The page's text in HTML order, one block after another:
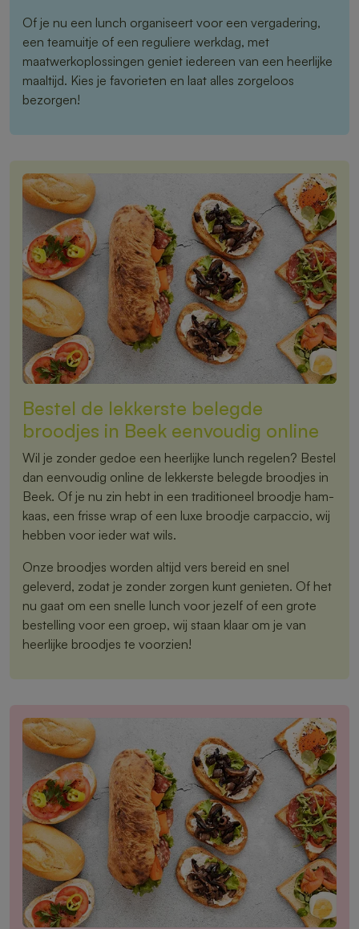
Of je nu een lunch organiseert voor een vergadering,
een teamuitje of een reguliere werkdag, met
maatwerkoplossingen geniet iedereen van een heerlijke
maaltijd. Kies je favorieten en laat alles zorgeloos
bezorgen!
Bestel de lekkerste belegde
broodjes in Beek eenvoudig online
Wil je zonder gedoe een heerlijke lunch regelen? Bestel
dan eenvoudig online de lekkerste belegde broodjes in
Beek. Of je nu zin hebt in een traditioneel broodje ham-
kaas, een frisse wrap of een luxe broodje carpaccio, wij
hebben voor ieder wat wils.
Onze broodjes worden altijd vers bereid en snel
geleverd, zodat je zonder zorgen kunt genieten. Of het
nu gaat om een snelle lunch voor jezelf of een grote
bestelling voor een groep, wij staan klaar om je van
heerlijke broodjes te voorzien!